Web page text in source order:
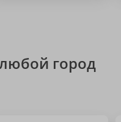
город